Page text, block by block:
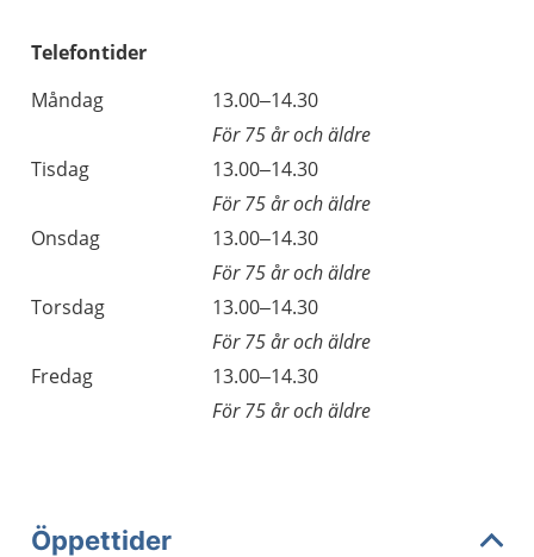
Telefontider
Måndag
13.00–14.30
För 75 år och äldre
Tisdag
13.00–14.30
För 75 år och äldre
Onsdag
13.00–14.30
För 75 år och äldre
Torsdag
13.00–14.30
För 75 år och äldre
Fredag
13.00–14.30
För 75 år och äldre
Öppettider